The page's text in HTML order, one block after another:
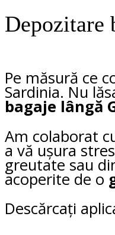
Depozitare
Pe măsură ce
Sardinia. Nu
bagaje lângă
Am colaborat
a vă ușura
greutate sau
acoperite de o
Descărcați